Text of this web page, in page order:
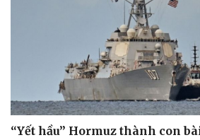
“Yết hầu” Hormuz thành con